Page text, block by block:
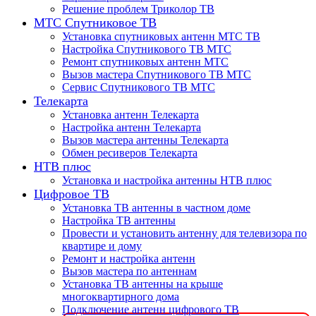
Решение проблем Триколор ТВ
МТС Спутниковое ТВ
Установка спутниковых антенн МТС ТВ
Настройка Спутникового ТВ МТС
Ремонт спутниковых антенн МТС
Вызов мастера Спутникового ТВ МТС
Сервис Спутникового ТВ МТС
Телекарта
Установка антенн Телекарта
Настройка антенн Телекарта
Вызов мастера антенны Телекарта
Обмен ресиверов Телекарта
НТВ плюс
Установка и настройка антенны НТВ плюс
Цифровое ТВ
Установка ТВ антенны в частном доме
Настройка ТВ антенны
Провести и установить антенну для телевизора по
квартире и дому
Ремонт и настройка антенн
Вызов мастера по антеннам
Установка ТВ антенны на крыше
многоквартирного дома
Подключение антенн цифрового ТВ